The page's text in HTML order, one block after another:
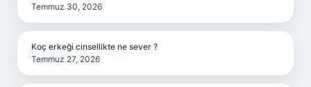
Temmuz 30, 2026
Koç erkeği cinsellikte ne sever ?
Temmuz 27, 2026